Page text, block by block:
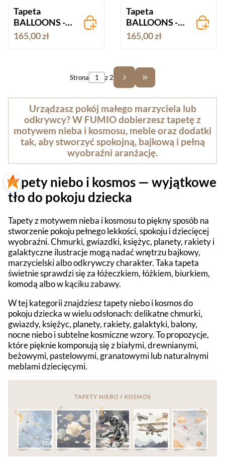
Tapeta
BALLOONS -
miętowa
165,00 zł
Tapeta
BALLOONS -
niebieska
165,00 zł
Strona z 2 Przejdź do ostatniej
Urządzasz pokój małego marzyciela lub
odkrywcy? W FUMIO dobierzesz tapetę z
motywem nieba i kosmosu, meble oraz dodatki
tak, aby stworzyć spokojną, bajkową i pełną
wyobraźni aranżację.
Tapety niebo i kosmos — wyjątkowe
tło do pokoju dziecka
Tapety z motywem nieba i kosmosu to piękny sposób na
stworzenie pokoju pełnego lekkości, spokoju i dziecięcej
wyobraźni. Chmurki, gwiazdki, księżyc, planety, rakiety i
galaktyczne ilustracje mogą nadać wnętrzu bajkowy,
marzycielski albo odkrywczy charakter. Taka tapeta
świetnie sprawdzi się za łóżeczkiem, łóżkiem, biurkiem,
komodą albo w kąciku zabawy.
W tej kategorii znajdziesz tapety niebo i kosmos do
pokoju dziecka w wielu odsłonach: delikatne chmurki,
gwiazdy, księżyc, planety, rakiety, galaktyki, balony,
nocne niebo i subtelne kosmiczne wzory. To propozycje,
które pięknie komponują się z białymi, drewnianymi,
beżowymi, pastelowymi, granatowymi lub naturalnymi
meblami dziecięcymi.